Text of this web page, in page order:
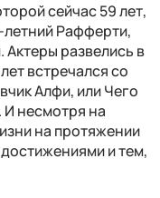
сейчас 59 лет,
летний Рафферти,
Актеры развелись в
встречался со
Алфи, или Чего
несмотря на
на протяжении
и тем,